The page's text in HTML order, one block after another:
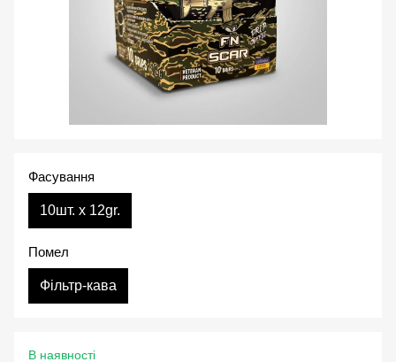
Фасування
10шт. х 12gr.
Помел
Фільтр-кава
В наявності